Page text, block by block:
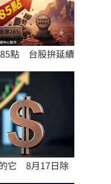
點　台股拚延續
它　8月17日除